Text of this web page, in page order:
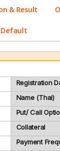
& Result
Default
Registration
Name (Thai)
Put/ Call
Collateral
Payment